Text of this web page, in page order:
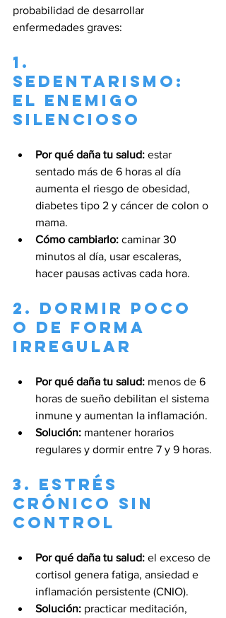
probabilidad de desarrollar
enfermedades graves:
1.
Sedentarismo:
el enemigo
silencioso
Por qué daña tu salud: estar
sentado más de 6 horas al día
aumenta el riesgo de obesidad,
diabetes tipo 2 y cáncer de colon o
mama.
Cómo cambiarlo: caminar 30
minutos al día, usar escaleras,
hacer pausas activas cada hora.
2. Dormir poco
o de forma
irregular
Por qué daña tu salud: menos de 6
horas de sueño debilitan el sistema
inmune y aumentan la inflamación.
Solución: mantener horarios
regulares y dormir entre 7 y 9 horas.
3. Estrés
crónico sin
control
Por qué daña tu salud: el exceso de
cortisol genera fatiga, ansiedad e
inflamación persistente (CNIO).
Solución: practicar meditación,